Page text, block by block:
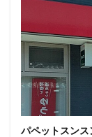
パペットスン